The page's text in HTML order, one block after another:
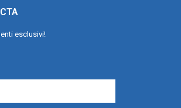
esclusivi!